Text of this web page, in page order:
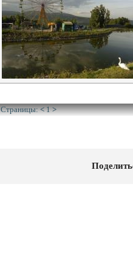
Страницы:< 1 >